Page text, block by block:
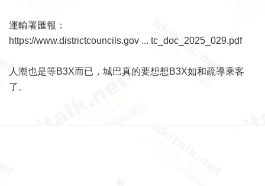
運輸署匯報：
https://www.districtcouncils.gov ... tc_doc_2025_029.pdf
人潮也是等B3X而已，城巴真的要想想B3X如和疏導乘客
了。